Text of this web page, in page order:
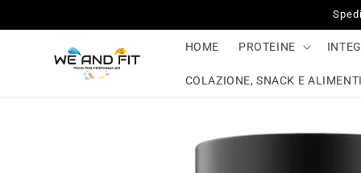
ai contenuti
HOME PROTEINE
COLAZIONE, SNACK E